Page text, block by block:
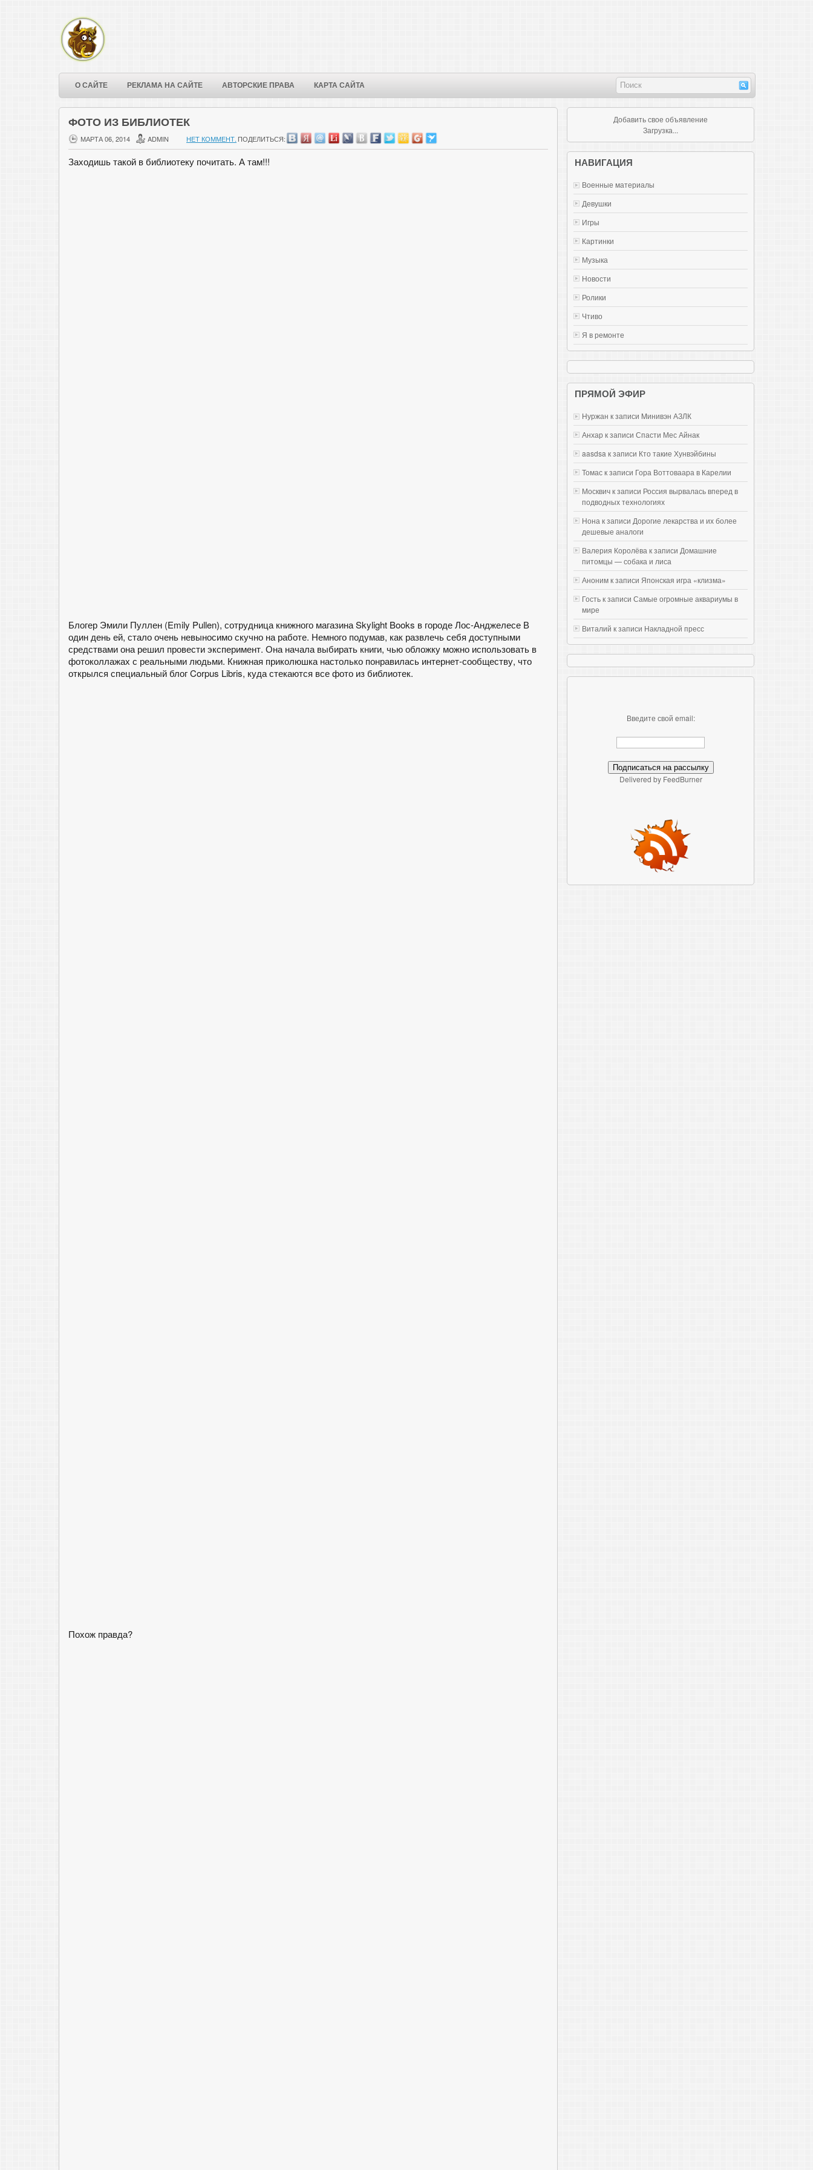
О САЙТЕ РЕКЛАМА НА САЙТЕ АВТОРСКИЕ ПРАВА КАРТА САЙТА
ФОТО ИЗ БИБЛИОТЕК
МАРТА 06, 2014 ADMIN НЕТ КОММЕНТ. ПОДЕЛИТЬСЯ:
Заходишь такой в библиотеку почитать. А там!!!
Блогер Эмили Пуллен (Emily Pullen), сотрудница книжного магазина Skylight Books в городе Лос-Анджелесе В
один день ей, стало очень невыносимо скучно на работе. Немного подумав, как развлечь себя доступными
средствами она решил провести эксперимент. Она начала выбирать книги, чью обложку можно использовать в
фотоколлажах с реальными людьми. Книжная приколюшка настолько понравилась интернет-сообществу, что
открылся специальный блог Corpus Libris, куда стекаются все фото из библиотек.
Похож правда?
Добавить свое объявление
Загрузка...
НАВИГАЦИЯ
Военные материалы
Девушки
Игры
Картинки
Музыка
Новости
Ролики
Чтиво
Я в ремонте
ПРЯМОЙ ЭФИР
Нуржан к записи Mинивэн АЗЛК
Анхар к записи Спасти Мес Айнак
aasdsa к записи Кто такие Хунвэйбины
Томас к записи Гора Воттоваара в Карелии
Москвич к записи Россия вырвалась вперед в
подводных технологиях
Нона к записи Дорогие лекарства и их более
дешевые аналоги
Валерия Королёва к записи Домашние
питомцы — собака и лиса
Аноним к записи Японская игра «клизма»
Гость к записи Самые огромные аквариумы в
мире
Виталий к записи Накладной пресс
Введите свой email:
Delivered by FeedBurner